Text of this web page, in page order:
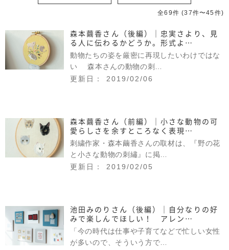
全69件 (37件〜45件)
森本繭香さん（後編）｜忠実さより、見
る人に伝わるかどうか。形式よ…
動物たちの姿を厳密に再現したいわけではな
い 森本さんの動物の刺…
更新日： 2019/02/06
森本繭香さん（前編）｜小さな動物の可
愛らしさを余すところなく表現…
刺繍作家・森本繭香さんの取材は、『野の花
と小さな動物の刺繡』に掲…
更新日： 2019/02/05
池田みのりさん（後編）｜自分なりの好
みで楽しんでほしい！ アレン…
「今の時代は仕事や子育てなどで忙しい女性
が多いので、そういう方で…